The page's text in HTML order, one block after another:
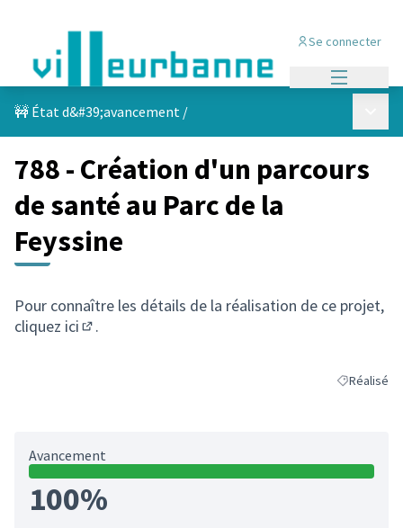
Se connecter
🚧 État d&#39;avancement /
788 - Création d'un parcours
de santé au Parc de la
Feyssine
Pour connaître les détails de la réalisation de ce projet,
cliquez ici .
Filtrer les
Réalisé
Avancement
100%